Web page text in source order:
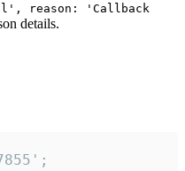
reason: 'Callback
details.